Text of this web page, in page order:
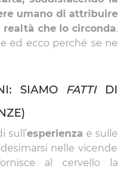
umano di attribuire
realtà che lo circonda.
ed ecco perché se ne
SIAMO FATTIDI
sull’esperienza e sulle
nelle vicende
al cervello la